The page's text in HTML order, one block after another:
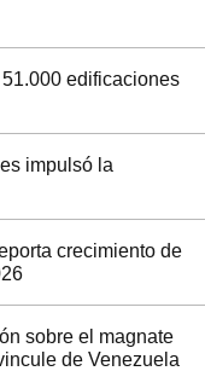
edificaciones
impulsó la
crecimiento de
sobre el magnate
de Venezuela